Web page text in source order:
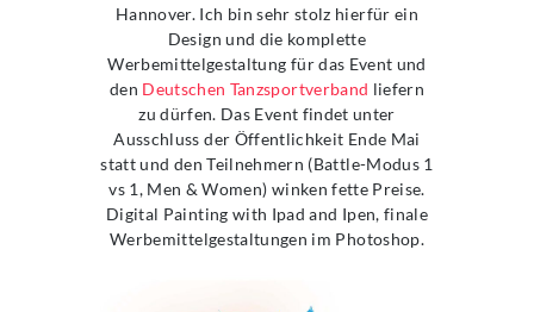
Hannover. Ich bin sehr stolz hierfür ein
Design und die komplette
Werbemittelgestaltung für das Event und
den Deutschen Tanzsportverband liefern
zu dürfen. Das Event findet unter
Ausschluss der Öffentlichkeit Ende Mai
statt und den Teilnehmern (Battle-Modus 1
vs 1, Men & Women) winken fette Preise.
Digital Painting with Ipad and Ipen, finale
Werbemittelgestaltungen im Photoshop.